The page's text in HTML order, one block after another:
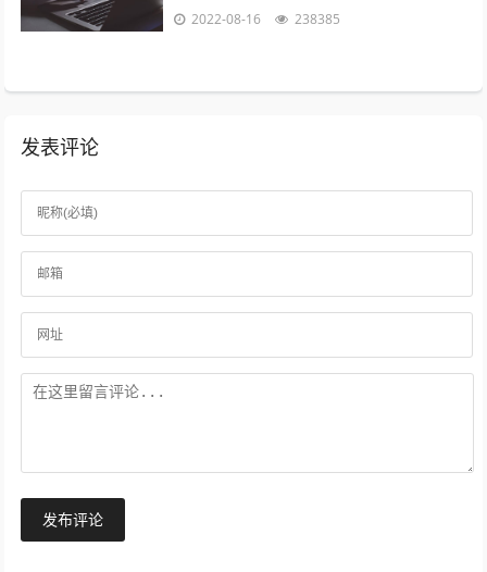
些与火拍短视频为什么不能播了相关的信息
2022-08-16 238385
发表评论
发布评论